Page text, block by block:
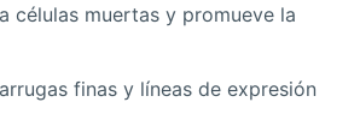
células muertas y promueve la
finas y líneas de expresión